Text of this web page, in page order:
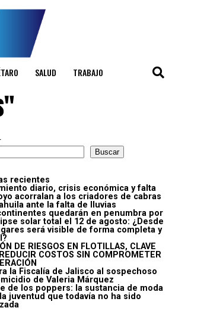
SALUD TRABAJO
Buscar
recientes
diario, crisis económica y falta
acorralan a los criadores de cabras
ante la falta de lluvias
quedarán en penumbra por
solar total el 12 de agosto: ¿Desde
será visible de forma completa y
DE RIESGOS EN FLOTILLAS, CLAVE
COSTOS SIN COMPROMETER
la Fiscalía de Jalisco al sospechoso
de Valeria Márquez
de los poppers: la sustancia de moda
juventud que todavía no ha sido